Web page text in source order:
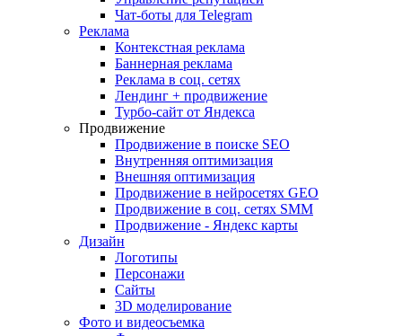
Чат-боты для Telegram
Реклама
Контекстная реклама
Баннерная реклама
Реклама в соц. сетях
Лендинг + продвижение
Турбо-сайт от Яндекса
Продвижение
Продвижение в поиске SEO
Внутренняя оптимизация
Внешняя оптимизация
Продвижение в нейросетях GEO
Продвижение в соц. сетях SMM
Продвижение - Яндекс карты
Дизайн
Логотипы
Персонажи
Сайты
3D моделирование
Фото и видеосъемка